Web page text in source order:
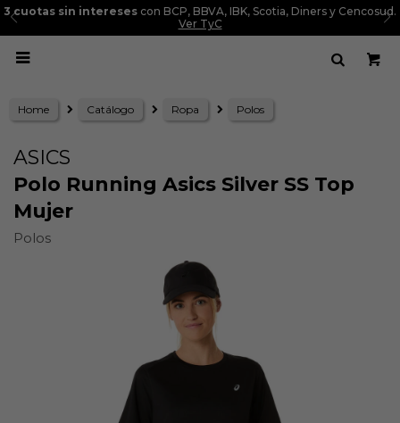
3 cuotas sin intereses con BCP, BBVA, IBK, Scotia, Diners y Cencosud.
Ver TyC

Home Catálogo Ropa Polos
ASICS
Polo Running Asics Silver SS Top
Mujer
Polos